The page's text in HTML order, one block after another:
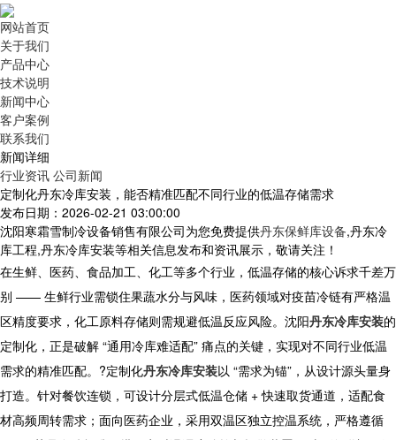
网站首页
关于我们
产品中心
技术说明
新闻中心
客户案例
联系我们
新闻详细
行业资讯 公司新闻
定制化丹东冷库安装，能否精准匹配不同行业的低温存储需求
发布日期：2026-02-21 03:00:00
沈阳寒霜雪制冷设备销售有限公司为您免费提供丹东保鲜库设备,丹东冷
库工程,丹东冷库安装等相关信息发布和资讯展示，敬请关注！
在生鲜、医药、食品加工、化工等多个行业，低温存储的核心诉求千差万
别 —— 生鲜行业需锁住果蔬水分与风味，医药领域对疫苗冷链有严格温
区精度要求，化工原料存储则需规避低温反应风险。沈阳丹东冷库安装的
定制化，正是破解 “通用冷库难适配” 痛点的关键，实现对不同行业低温
需求的精准匹配。?定制化丹东冷库安装以 “需求为锚”，从设计源头量身
打造。针对餐饮连锁，可设计分层式低温仓储 + 快速取货通道，适配食
材高频周转需求；面向医药企业，采用双温区独立控温系统，严格遵循